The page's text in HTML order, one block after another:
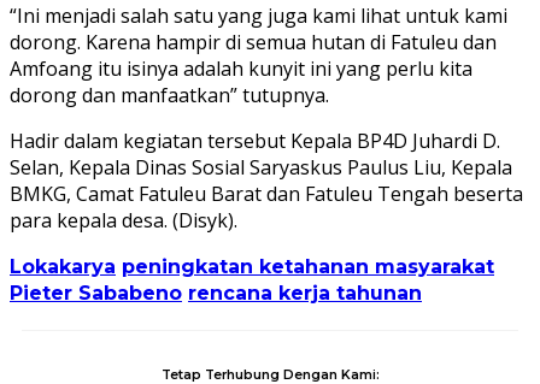
“Ini menjadi salah satu yang juga kami lihat untuk kami
dorong. Karena hampir di semua hutan di Fatuleu dan
Amfoang itu isinya adalah kunyit ini yang perlu kita
dorong dan manfaatkan” tutupnya.
Hadir dalam kegiatan tersebut Kepala BP4D Juhardi D.
Selan, Kepala Dinas Sosial Saryaskus Paulus Liu, Kepala
BMKG, Camat Fatuleu Barat dan Fatuleu Tengah beserta
para kepala desa. (Disyk).
Lokakarya peningkatan ketahanan masyarakat
Pieter Sababeno rencana kerja tahunan
Tetap Terhubung Dengan Kami: